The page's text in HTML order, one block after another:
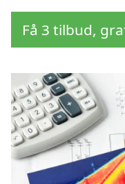
Få 3 tilbud,